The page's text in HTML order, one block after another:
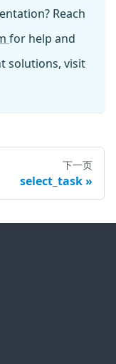
Reach
for help and
solutions, visit
下一页
select_task